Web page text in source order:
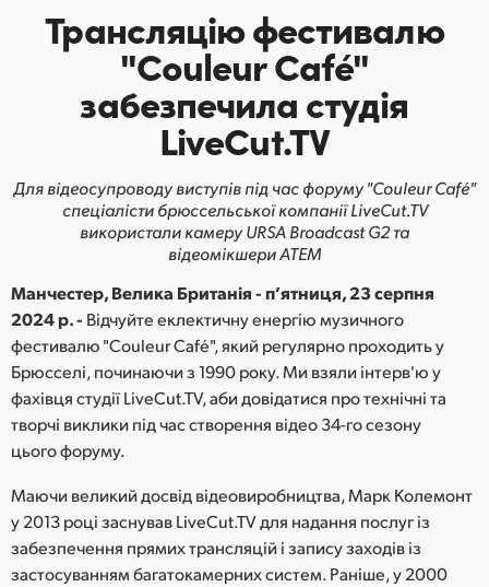
Finland
France
Hong Kong SAR, China
India
Japan
Korea
Mexico
Netherlands
New Zealand
Трансляцію фестивалю
"Couleur Café"
забезпечила студія
LiveCut.TV
Для відеосупроводу виступів під час форуму "Couleur Café"
спеціалістибрюссельської компанії LiveCut.TV
використали камеру URSA Broadcast G2 та
відеомікшери ATEM
Манчестер, Велика Британія - п’ятниця, 23 серпня
2024 р. - Відчуйте еклектичну енергію музичного
фестивалю "Couleur Café", який регулярно проходить у
Брюсселі, починаючи з 1990 року. Ми взяли інтерв'ю у
фахівця студії LiveCut.TV, аби довідатися про технічні та
творчі виклики під час створення відео 34-го сезону
цього форуму.
Маючи великий досвід відеовиробництва, Марк Колемонт
у 2013 році заснував LiveCut.TV для надання послуг із
забезпечення прямих трансляцій і запису заходів із
застосуванням багатокамерних систем. Раніше, у 2000